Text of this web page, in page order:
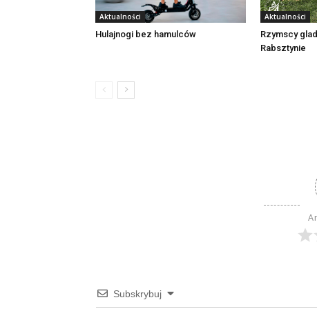
Aktualności
Hulajnogi bez hamulców
Aktualności
Rzymscy
Rabsztynie
Subskrybuj